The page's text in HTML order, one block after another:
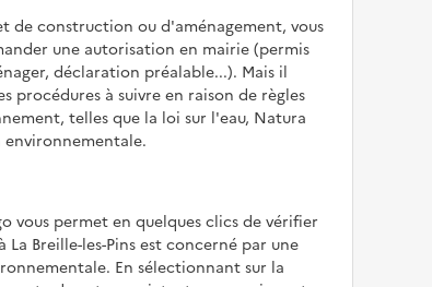
de construction ou d'aménagement, vous
une autorisation en mairie (permis
déclaration préalable...). Mais il
procédures à suivre en raison de règles
telles que la loi sur l'eau, Natura
environnementale.
vous permet en quelques clics de vérifier
Breille-les-Pins est concerné par une
En sélectionnant sur la